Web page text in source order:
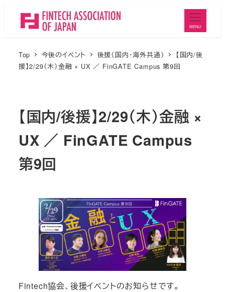
MENU
Top 今後のイベント 後援（国内・海外共通）
【国内/後
援】2/29（木）金融 × UX ／ FinGATE Campus 第9回
【国内/後援】2/29（木）金融 ×
UX ／ FinGATE Campus
第9回
Fintech協会、後援イベントのお知らせです。